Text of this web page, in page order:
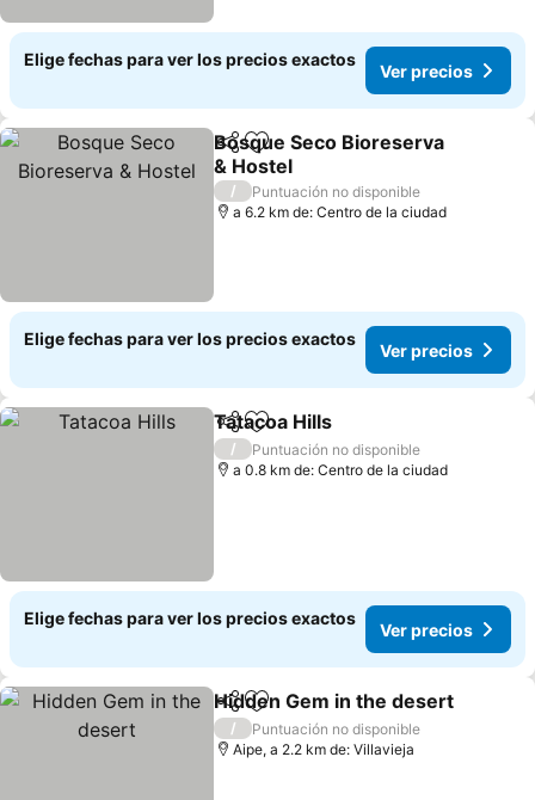
Elige fechas para ver los precios exactos
Ver precios
CompartirAgregar a favoritos
Bosque Seco Bioreserva
& Hostel
Ver precios
/
Puntuación no disponible
a 6.2 km de: Centro de la ciudad
Elige fechas para ver los precios exactos
Ver precios
Compartir
Agregar a favoritos
Tatacoa Hills
/
Puntuación no disponible
a 0.8 km de: Centro de la ciudad
Elige fechas para ver los precios exactos
Ver precios
CompartirAgregar a favoritos
Hidden Gem in the desert
/
Puntuación no disponible
Aipe, a 2.2 km de: Villavieja